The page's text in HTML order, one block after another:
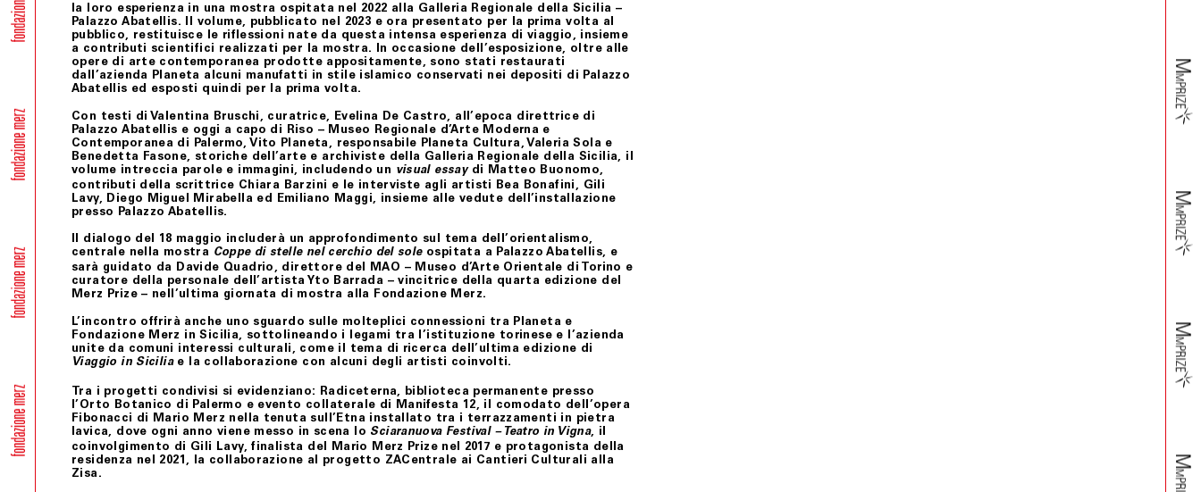
la loro esperienza in una mostra ospitata nel 2022 alla Galleria Regionale della Sicilia –
Palazzo Abatellis. Il volume, pubblicato nel 2023 e ora presentato per la prima volta al
pubblico, restituisce le riflessioni nate da questa intensa esperienza di viaggio, insieme
a contributi scientifici realizzati per la mostra. In occasione dell’esposizione, oltre alle
opere di arte contemporanea prodotte appositamente, sono stati restaurati
dall’azienda Planeta alcuni manufatti in stile islamico conservati nei depositi di Palazzo
Abatellis ed esposti quindi per la prima volta.
Con testi diValentina Bruschi , curatrice, Evelina De Castro , all’epoca direttrice di
Palazzo Abatellis e oggi a capo di Riso – Museo Regionale d’Arte Moderna e
Contemporanea di Palermo,Vito Planeta , responsabile Planeta Cultura,Valeria Sola e
Benedetta Fasone , storiche dell’arte e archiviste della Galleria Regionale della Sicilia, il
volume intreccia parole e immagini, includendo un visual essaydi Matteo Buonomo
contributi della scrittrice Chiara Barzini e le interviste agli artisti Bea Bonafini
Gili
Lavy, Diego Miguel Mirabella ed Emiliano Maggi , insieme alle vedute dell’installazione
presso Palazzo Abatellis.
Il dialogo del 18 maggio includerà un approfondimento sul tema dell’orientalismo,
centrale nella mostra Coppe di stelle nel cerchio del soleospitata a Palazzo Abatellis, e
sarà guidato da Davide Quadrio , direttore del MAO – Museo d’Arte Orientale di Torino e
curatore della personale dell’artista Yto Barrada – vincitrice della quarta edizione del
Merz Prize – nell’ultima giornata di mostra alla Fondazione Merz.
L’incontro offrirà anche uno sguardo sulle molteplici connessioni tra Planeta e
Fondazione Merz in Sicilia, sottolineando i legami tra l’istituzione torinese e l’azienda
unite da comuni interessi culturali, come il tema di ricerca dell’ultima edizione di
Viaggio in Siciliae la collaborazione con alcuni degli artisti coinvolti.
Tra i progetti condivisi si evidenziano: Radiceterna , biblioteca permanente presso
l’Orto Botanico di Palermo e evento collaterale di Manifesta 12, il comodato dell’opera
Fibonacci di Mario Merz nella tenuta sull’Etna installato tra i terrazzamenti in pietra
lavica, dove ogni anno viene messo in scena lo Sciaranuova Festival – Teatro in Vigna, il
coinvolgimento di Gili Lavy, finalista del Mario Merz Prize nel 2017 e protagonista della
residenza nel 2021, la collaborazione al progetto ZACentrale ai Cantieri Culturali alla
Zisa.